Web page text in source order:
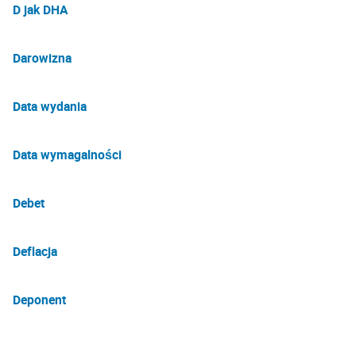
D jak DHA
Darowizna
Data wydania
Data wymagalności
Debet
Deflacja
Deponent